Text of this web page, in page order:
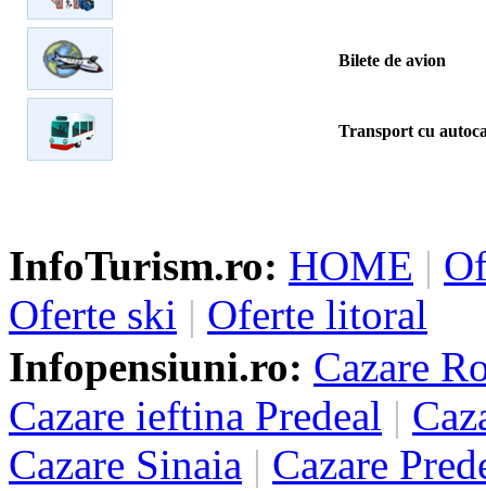
Bilete de avion
Transport cu
InfoTurism.ro: HOME |
Oferte ski | Oferte litoral
Infopensiuni.ro: Cazare
Cazare ieftina Predeal |
Cazare Sinaia | Cazare